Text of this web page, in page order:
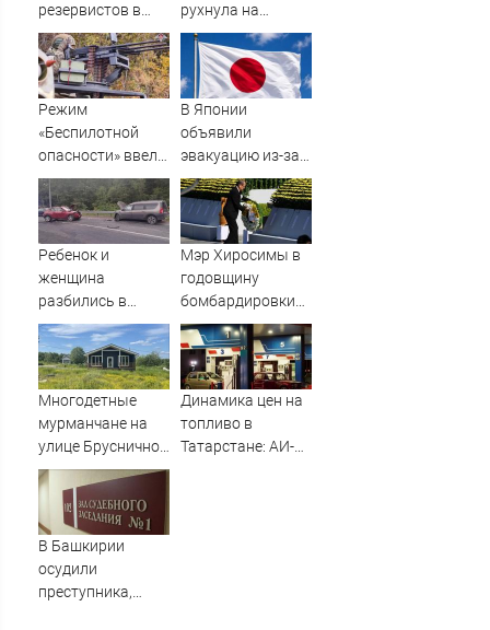
резервистов в
огневые группы
(ФОТО)
рухнула на
тротуар (ВИДЕО)
Режим
«Беспилотной
опасности» ввели
в Башкирии 6
августа
В Японии
объявили
эвакуацию из-за
приближения
мощного тайфуна
Ребенок и
женщина
разбились в
аварии в
Приладожье
Мэр Хиросимы в
годовщину
бомбардировки
ни разу не
упомянул США в
речи
Многодетные
мурманчане на
улице Брусничной
ждут
электричества 11
Динамика цен на
топливо в
Татарстане: АИ-92
В Башкирии
осудили
преступника,